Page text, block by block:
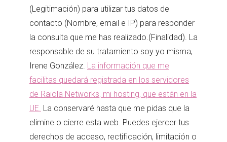
(Legitimación) para utilizar tus datos de
contacto (Nombre, email e IP) para responder
la consulta que me has realizado.(Finalidad). La
responsable de su tratamiento soy yo misma,
Irene González. La información que me
facilitas quedará registrada en los servidores
de Raiola Networks, mi hosting, que están en la
UE. La conservaré hasta que me pidas que la
elimine o cierre esta web. Puedes ejercer tus
derechos de acceso, rectificación, limitación o